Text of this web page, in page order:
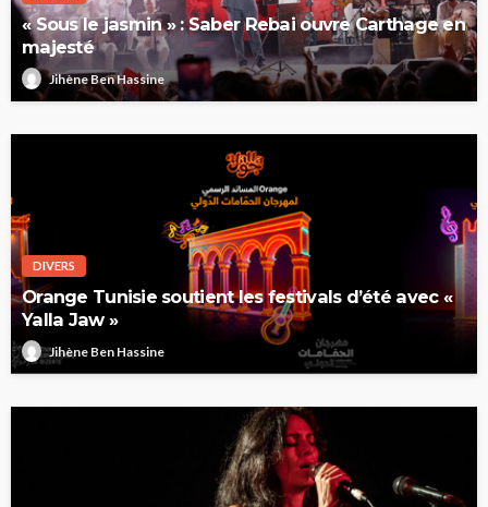
« Sous le jasmin » : Saber Rebai ouvre Carthage en
majesté
Jihène Ben Hassine
DIVERS
Orange Tunisie soutient les festivals d’été avec «
Yalla Jaw »
Jihène Ben Hassine